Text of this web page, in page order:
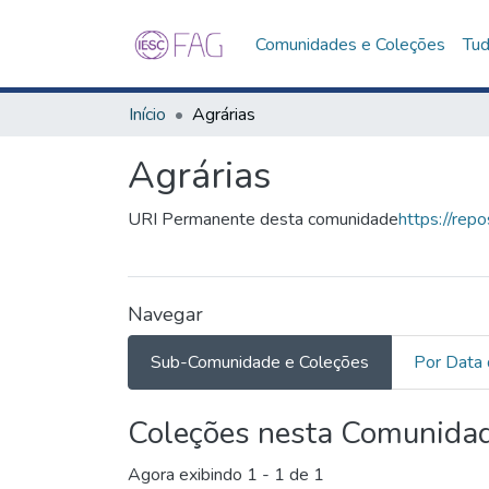
Comunidades e Coleções
Início Agrárias
Agrárias
URI Permanente desta comunidadehttps://
Navegar
Sub-Comunidade e Coleções Por Data
Coleções nesta
Agora exibindo 1 - 1 de 1